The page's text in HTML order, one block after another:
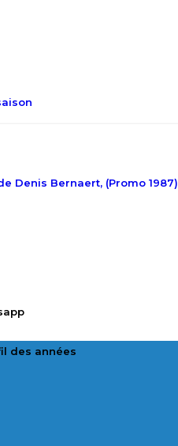
des années
Denis Bernaert, (Promo 1987)